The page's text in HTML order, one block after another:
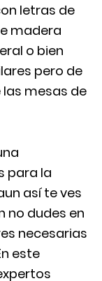
letras de
madera
o bien
pero de
mesas de
para la
así te ves
no dudes en
necesarias
este